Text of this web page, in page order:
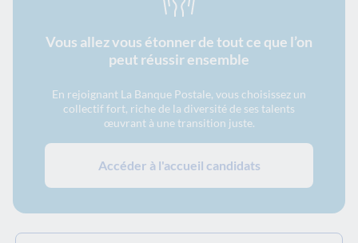
Vous allez vous étonner de tout ce que l’on
peut réussir ensemble
En rejoignant La Banque Postale, vous choisissez un
collectif fort, riche de la diversité de ses talents
œuvrant à une transition juste.
Accéder à l'accueil candidats